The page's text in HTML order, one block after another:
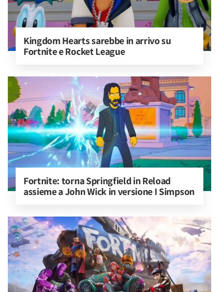
Kingdom Hearts sarebbe in arrivo su
Fortnite e Rocket League
Fortnite: torna Springfield in Reload
assieme a John Wick in versione I Simpson